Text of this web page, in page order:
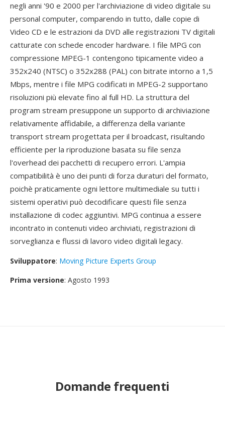
negli anni '90 e 2000 per l'archiviazione di video digitale su
personal computer, comparendo in tutto, dalle copie di
Video CD e le estrazioni da DVD alle registrazioni TV digitali
catturate con schede encoder hardware. I file MPG con
compressione MPEG-1 contengono tipicamente video a
352x240 (NTSC) o 352x288 (PAL) con bitrate intorno a 1,5
Mbps, mentre i file MPG codificati in MPEG-2 supportano
risoluzioni più elevate fino al full HD. La struttura del
program stream presuppone un supporto di archiviazione
relativamente affidabile, a differenza della variante
transport stream progettata per il broadcast, risultando
efficiente per la riproduzione basata su file senza
l'overhead dei pacchetti di recupero errori. L'ampia
compatibilità è uno dei punti di forza duraturi del formato,
poichè praticamente ogni lettore multimediale su tutti i
sistemi operativi può decodificare questi file senza
installazione di codec aggiuntivi. MPG continua a essere
incontrato in contenuti video archiviati, registrazioni di
sorveglianza e flussi di lavoro video digitali legacy.
Sviluppatore: Moving Picture Experts Group
Prima versione: Agosto 1993
Domande frequenti